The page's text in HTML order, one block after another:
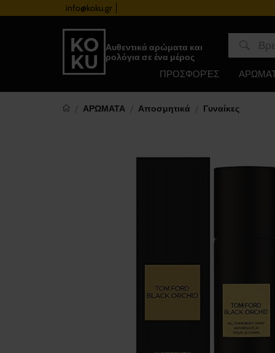
info@koku.gr
Αυθεντικά αρώματα και
ρολόγια σε ένα μέρος
ΠΡΟΣΦΟΡΈΣ
ΑΡΩΜΑΤΑ Αποσμητικά Γυναίκες